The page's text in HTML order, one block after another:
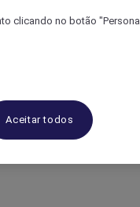
clicando no botão
Aceitar todos